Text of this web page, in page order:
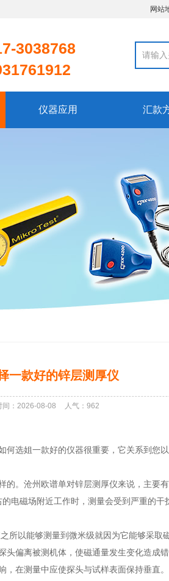
网站
3038768
仪器应用 汇款
一款好的锌层测厚仪
间：2026-08-08 人气： 962
何选姐一款好的仪器很重要，它关系到您以
。沧州欧谱单对锌层测厚仪来说，主要
电磁场附近工作时，测量会受到严重的
所以能够测量到微米级就因为它能够采取
偏离被测机体，使磁通量发生变化造成
在测量中应使探头与试样表面保持垂直